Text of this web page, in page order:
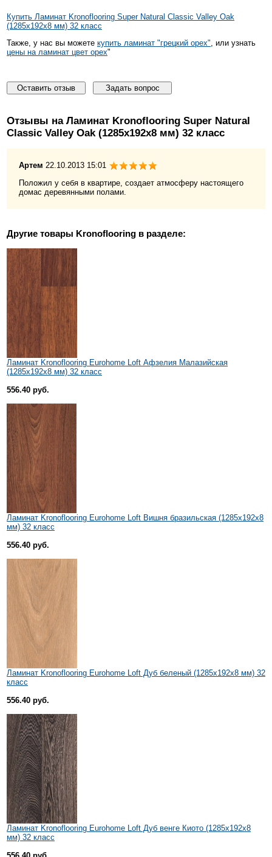
Купить Ламинат Kronoflooring Super Natural Classic Valley Oak
(1285x192x8 мм) 32 класс
Также, у нас вы можете купить ламинат "грецкий орех", или узнать
цены на ламинат цвет орех"
Оставить отзыв Задать вопрос
Отзывы на Ламинат Kronoflooring Super Natural
Classic Valley Oak (1285x192x8 мм) 32 класс
Артем 22.10.2013 15:01
Положил у себя в квартире, создает атмосферу настоящего
домас деревянными полами.
Другие товары Kronoflooring в разделе:
Ламинат Kronoflooring Eurohome Loft Афзелия Малазийская
(1285x192x8 мм) 32 класс
556.40 руб.
Ламинат Kronoflooring Eurohome Loft Вишня бразильская (1285x192x8
мм) 32 класс
556.40 руб.
Ламинат Kronoflooring Eurohome Loft Дуб беленый (1285x192x8 мм) 32
класс
556.40 руб.
Ламинат Kronoflooring Eurohome Loft Дуб венге Киото (1285x192x8
мм) 32 класс